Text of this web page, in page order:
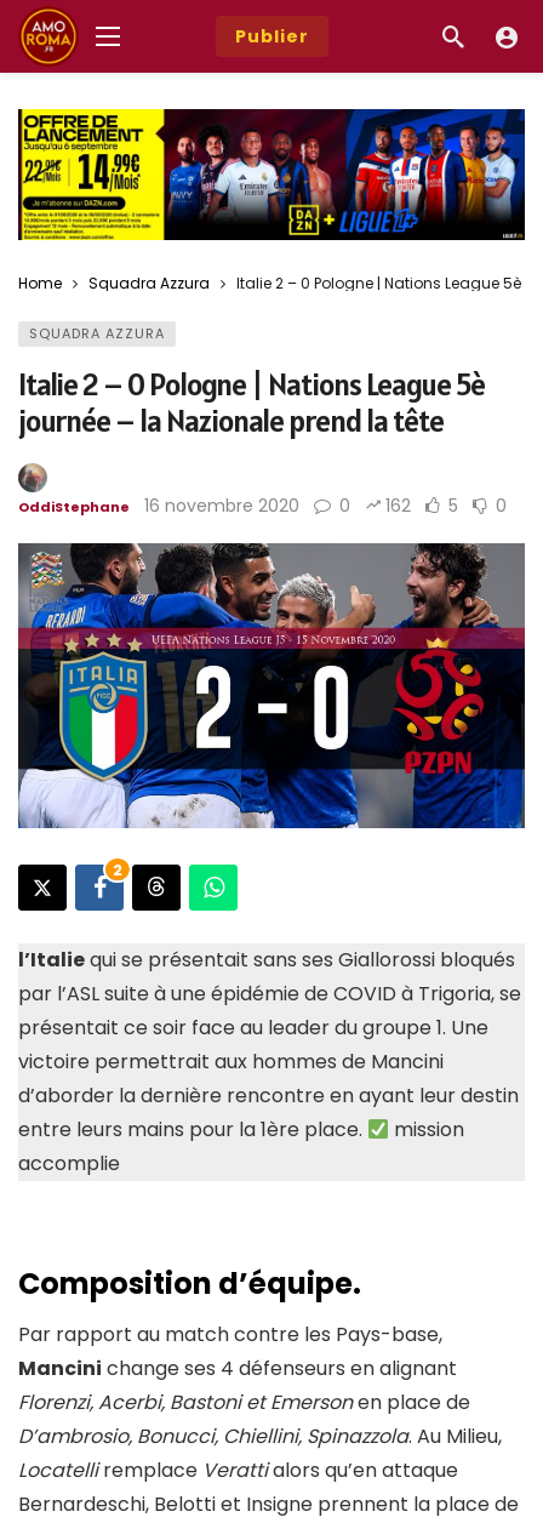
Publier
Home Squadra Azzura Italie 2 – 0 Pologne | Nations League 5è
SQUADRA AZZURA
Italie 2 – 0 Pologne | Nations League 5è
journée – la Nazionale prend la tête
OddiStephane 16 novembre 2020 0 162 5 0
2
l’Italiequi se présentait sans ses Giallorossi bloqués
par l’ASL suite à une épidémie de COVID à Trigoria, se
présentait ce soir face au leader du groupe 1. Une
victoire permettrait aux hommes de Mancini
d’aborder la dernière rencontre en ayant leur destin
entre leurs mains pour la 1ère place.
mission
accomplie
Composition d’équipe.
Par rapport au match contre les Pays-base,
Mancini change ses 4 défenseurs en alignant
Florenzi, Acerbi, Bastoni et Emersonen place de
D’ambrosio, Bonucci, Chiellini, Spinazzola. Au Milieu,
Locatelliremplace Verattialors qu’en attaque
Bernardeschi, Belotti et Insigne prennent la place de